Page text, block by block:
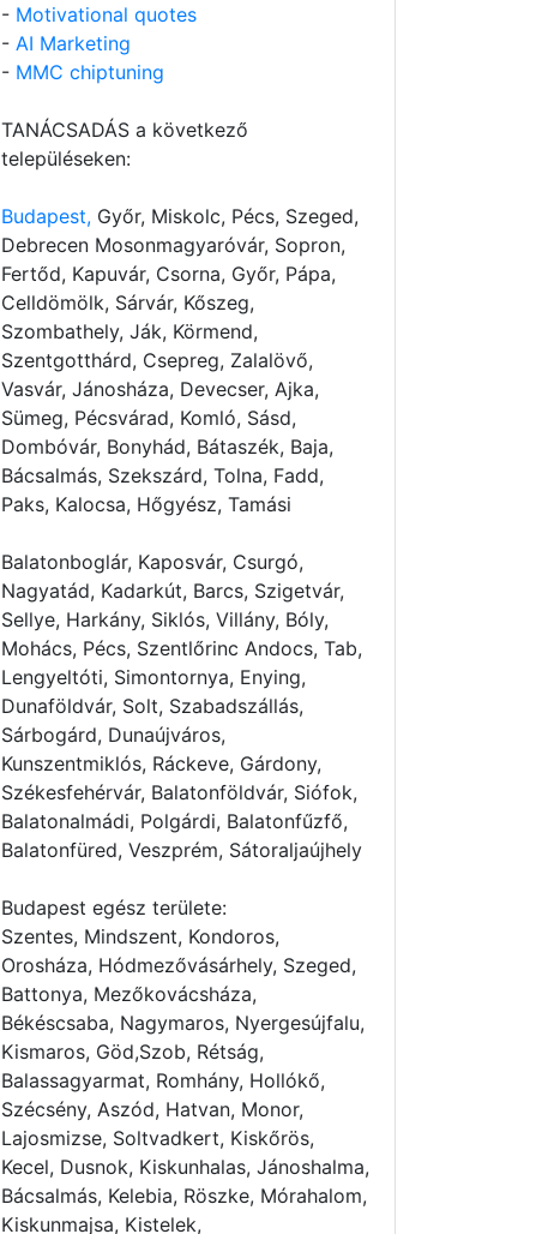
- Motivational quotes
- AI Marketing
- MMC chiptuning
TANÁCSADÁS a következő
településeken:
Budapest, Győr, Miskolc, Pécs, Szeged,
Debrecen Mosonmagyaróvár, Sopron,
Fertőd, Kapuvár, Csorna, Győr, Pápa,
Celldömölk, Sárvár, Kőszeg,
Szombathely, Ják, Körmend,
Szentgotthárd, Csepreg, Zalalövő,
Vasvár, Jánosháza, Devecser, Ajka,
Sümeg, Pécsvárad, Komló, Sásd,
Dombóvár, Bonyhád, Bátaszék, Baja,
Bácsalmás, Szekszárd, Tolna, Fadd,
Paks, Kalocsa, Hőgyész, Tamási
Balatonboglár, Kaposvár, Csurgó,
Nagyatád, Kadarkút, Barcs, Szigetvár,
Sellye, Harkány, Siklós, Villány, Bóly,
Mohács, Pécs, Szentlőrinc Andocs, Tab,
Lengyeltóti, Simontornya, Enying,
Dunaföldvár, Solt, Szabadszállás,
Sárbogárd, Dunaújváros,
Kunszentmiklós, Ráckeve, Gárdony,
Székesfehérvár, Balatonföldvár, Siófok,
Balatonalmádi, Polgárdi, Balatonfűzfő,
Balatonfüred, Veszprém, Sátoraljaújhely
Budapest egész területe:
Szentes, Mindszent, Kondoros,
Orosháza, Hódmezővásárhely, Szeged,
Battonya, Mezőkovácsháza,
Békéscsaba, Nagymaros, Nyergesújfalu,
Kismaros, Göd,Szob, Rétság,
Balassagyarmat, Romhány, Hollókő,
Szécsény, Aszód, Hatvan, Monor,
Lajosmizse, Soltvadkert, Kiskőrös,
Kecel, Dusnok, Kiskunhalas, Jánoshalma,
Bácsalmás, Kelebia, Röszke, Mórahalom,
Kiskunmajsa, Kistelek,